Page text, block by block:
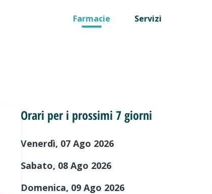
Farmacie Servizi
Orari per i prossimi 7 giorni
Venerdì, 07 Ago 2026
Sabato, 08 Ago 2026
Domenica, 09 Ago 2026